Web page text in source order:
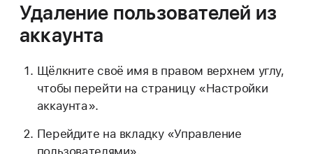
Удаление пользователей из
аккаунта
Щёлкните своё имя в правом верхнем углу,
чтобы перейти на страницу «Настройки
аккаунта».
Перейдите на вкладку «Управление
пользователями».